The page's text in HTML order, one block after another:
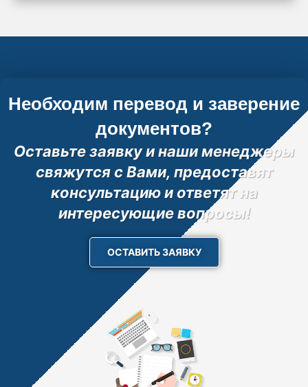
Необходим перевод и заверение
документов?
Оставьте заявку и наши менеджеры
свяжутся с Вами, предоставят
консультацию и ответят на
интересующие вопросы!
ОСТАВИТЬ ЗАЯВКУ